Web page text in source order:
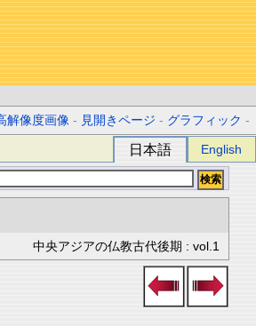
解像度画像 - 見開きページ - グラフィック -
日本語 English
中央アジアの仏教古代後期 : vol.1